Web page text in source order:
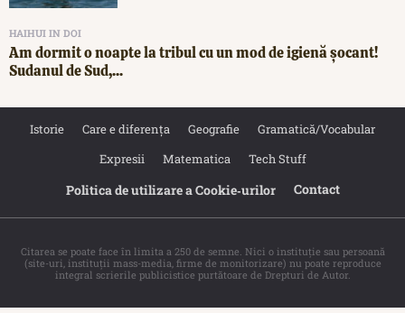
HAIHUI IN DOI
Am dormit o noapte la tribul cu un mod de igienă șocant!
Sudanul de Sud,...
Istorie Care e diferența Geografie
Gramatică/Vocabular
Expresii
Matematica Tech Stuff
Politica de utilizare a Cookie‐urilor Contact
Citarea se poate face în limita a 250 de semne. Nici o instituţie sau persoană
(site-uri, instituţii mass-media, firme de monitorizare) nu poate reproduce
integral scrierile publicistice purtătoare de Drepturi de Autor.